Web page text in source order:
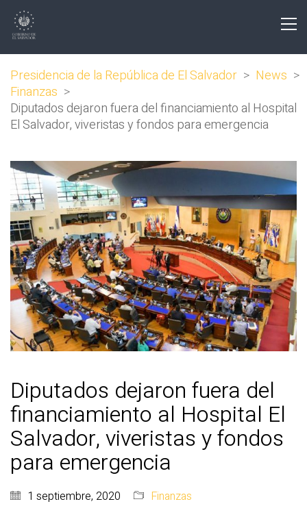
Presidencia de la República de El Salvador > News >
Finanzas >
Diputados dejaron fuera del financiamiento al Hospital
El Salvador, viveristas y fondos para emergencia
Diputados dejaron fuera del
financiamiento al Hospital El
Salvador, viveristas y fondos
para emergencia
1 septiembre, 2020 Finanzas